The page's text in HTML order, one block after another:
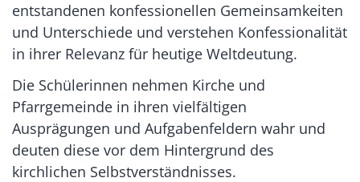
entstandenen konfessionellen Gemeinsamkeiten
und Unterschiede und verstehen Konfessionalität
in ihrer Relevanz für heutige Weltdeutung.
Die Schülerinnen nehmen Kirche und
Pfarrgemeinde in ihren vielfältigen
Ausprägungen und Aufgabenfeldern wahr und
deuten diese vor dem Hintergrund des
kirchlichen Selbstverständnisses.